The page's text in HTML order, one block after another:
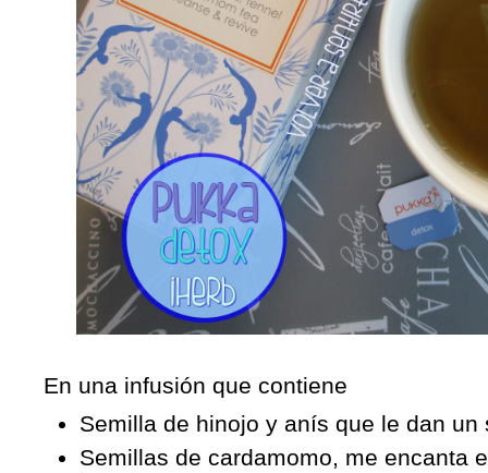
En una infusión que contiene
Semilla de hinojo y anís que le dan un
Semillas de cardamomo, me encanta